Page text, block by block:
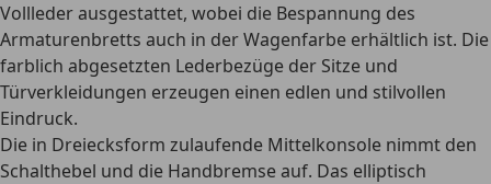
Vollleder ausgestattet, wobei die Bespannung des
Armaturenbretts auch in der Wagenfarbe erhältlich ist. Die
farblich abgesetzten Lederbezüge der Sitze und
Türverkleidungen erzeugen einen edlen und stilvollen
Eindruck.
Die in Dreiecksform zulaufende Mittelkonsole nimmt den
Schalthebel und die Handbremse auf. Das elliptisch